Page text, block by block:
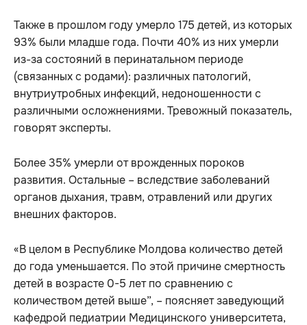
Также в прошлом году умерло 175 детей, из которых
93% были младше года. Почти 40% из них умерли
из-за состояний в перинатальном периоде
(связанных с родами): различных патологий,
внутриутробных инфекций, недоношенности с
различными осложнениями. Тревожный показатель,
говорят эксперты.
Более 35% умерли от врожденных пороков
развития. Остальные – вследствие заболеваний
органов дыхания, травм, отравлений или других
внешних факторов.
«В целом в Республике Молдова количество детей
до года уменьшается. По этой причине смертность
детей в возрасте 0-5 лет по сравнению с
количеством детей выше”, – поясняет заведующий
кафедрой педиатрии Медицинского университета,